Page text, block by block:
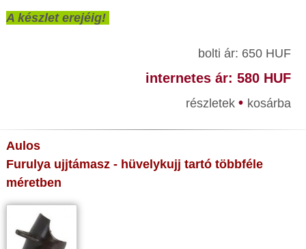
A készlet erejéig!
bolti ár: 650 HUF
internetes ár: 580 HUF
részletek • kosárba
Aulos
Furulya ujjtámasz - hüvelykujj tartó többféle
méretben